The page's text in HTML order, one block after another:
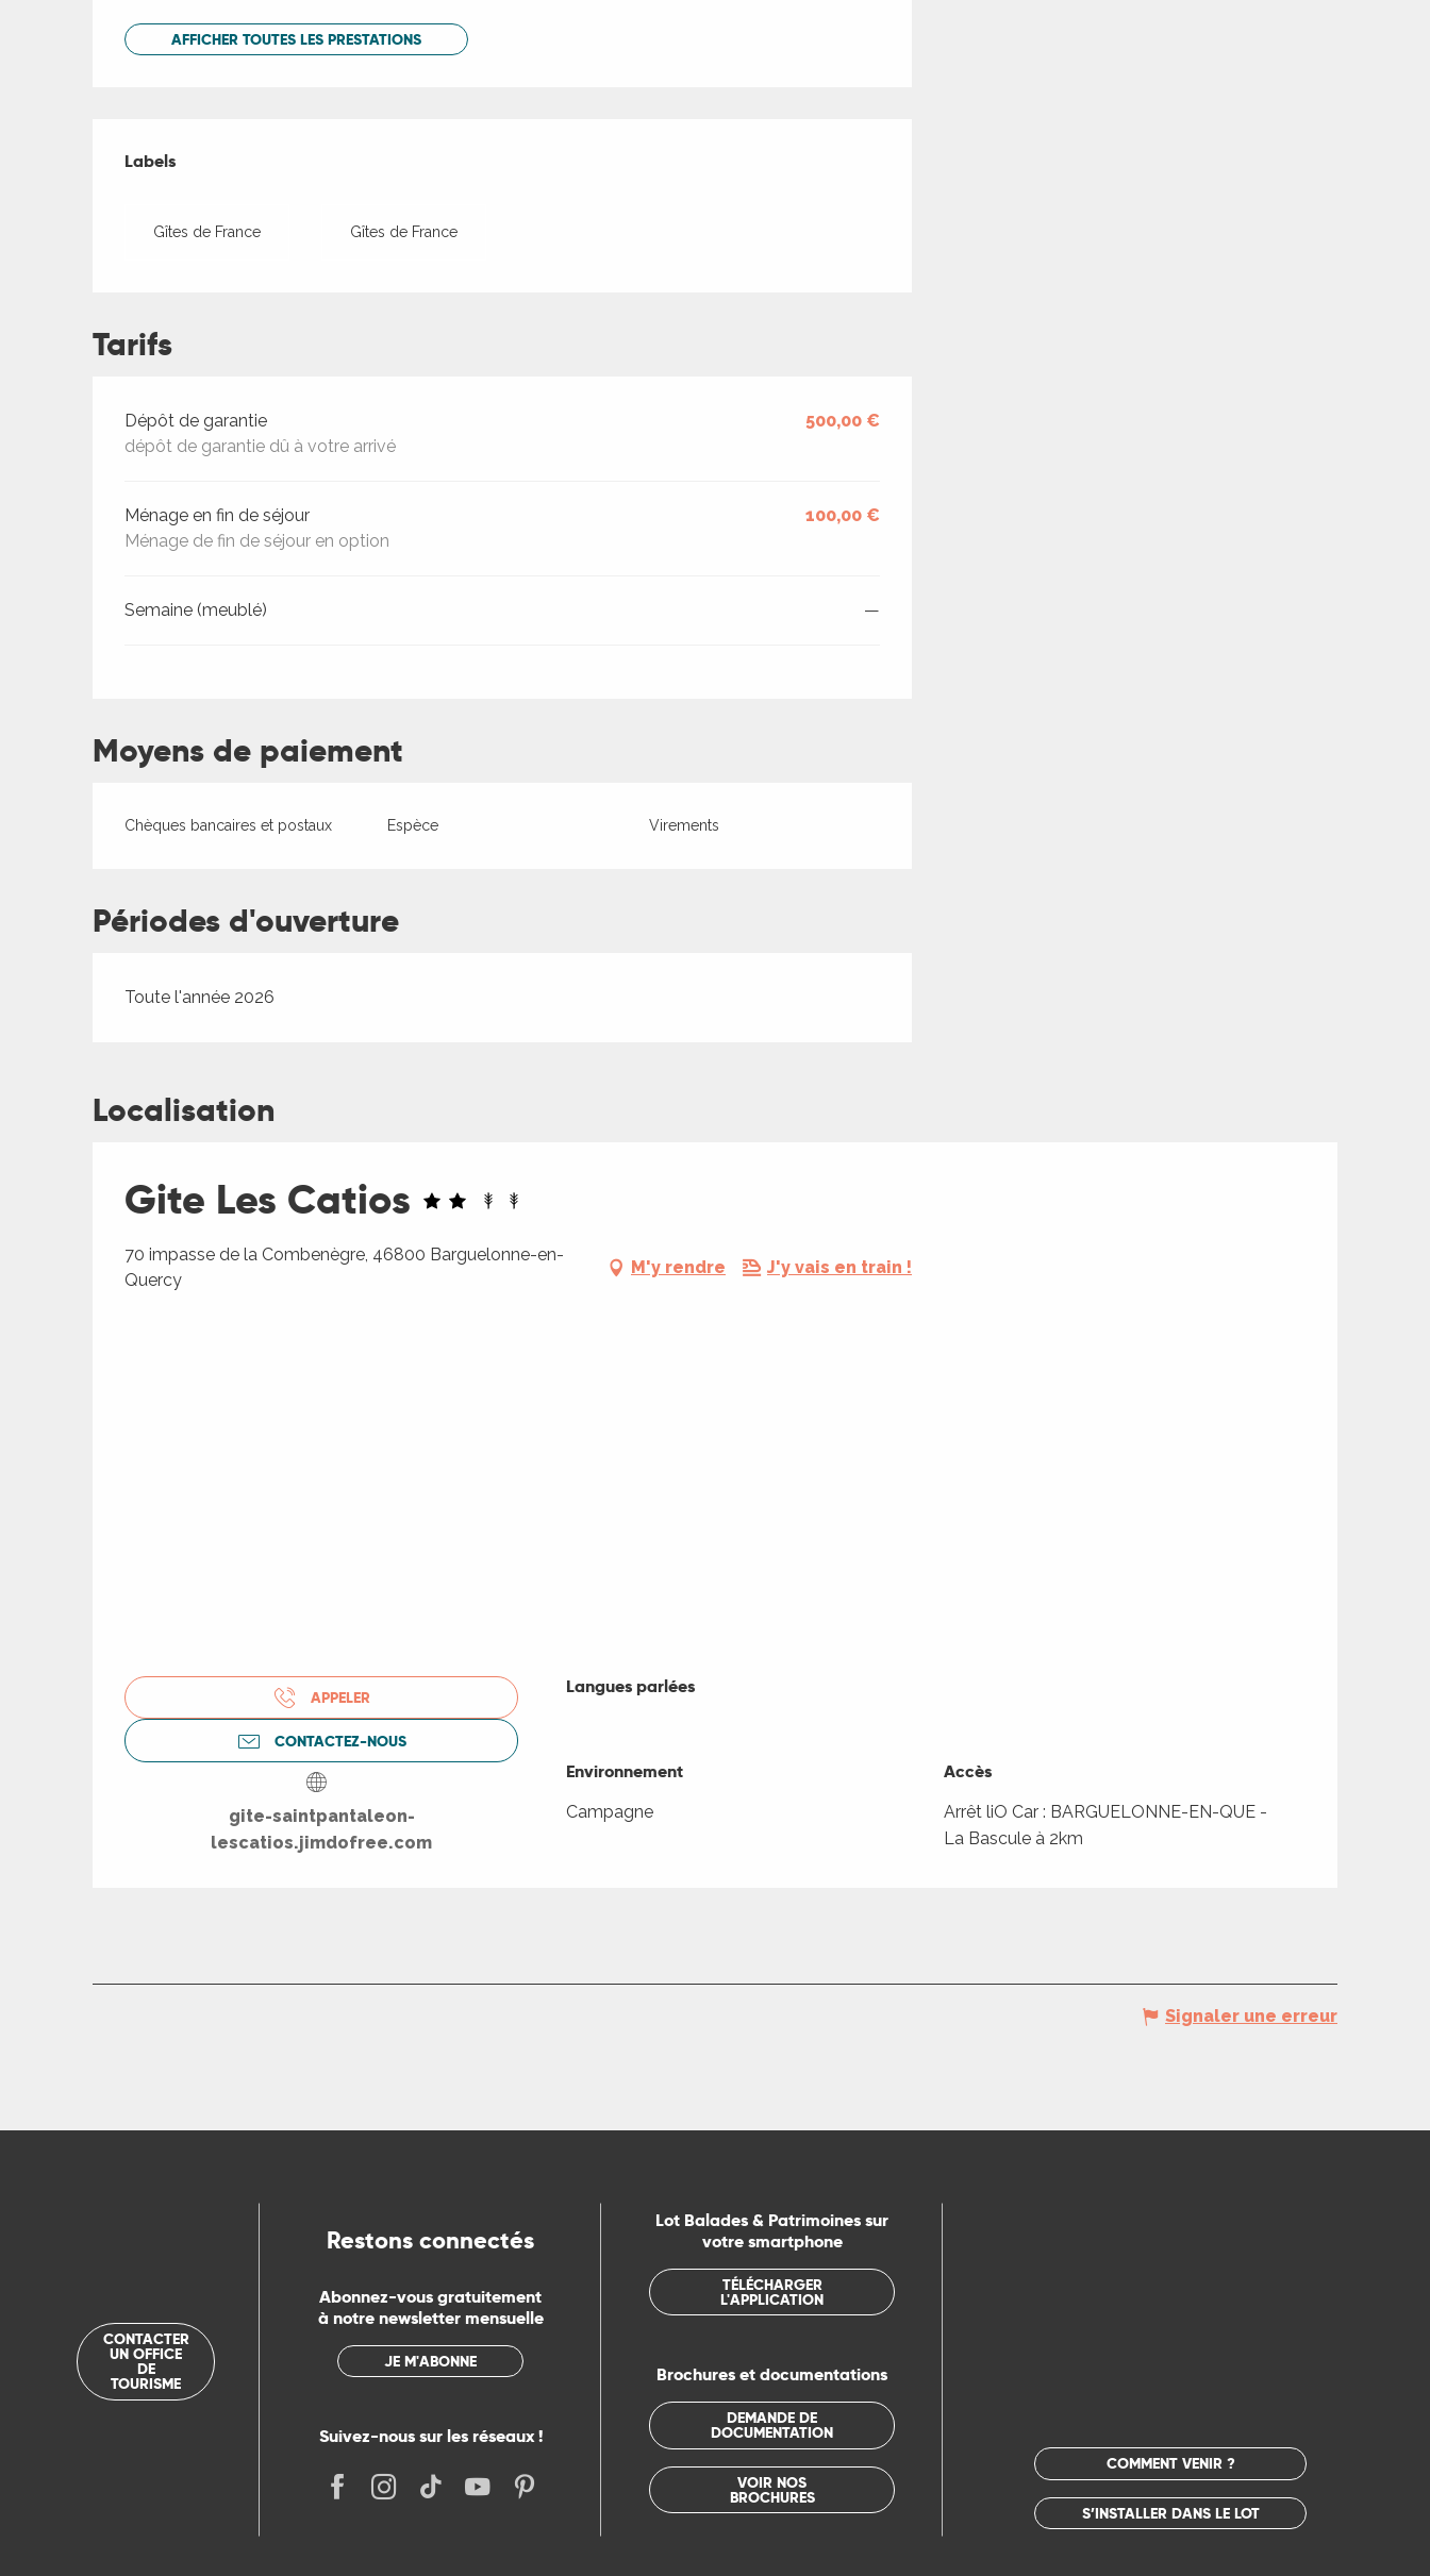
AFFICHER TOUTES LES PRESTATIONS
Offres de prestations
Labels
Labels
Gîtes de France Gîtes de France
Tarifs
Tarifs 2026
Dépôt de garantie
dépôt de garantie dû à votre arrivé
500,00 €
Ménage en fin de séjour
Ménage de fin de séjour en option
100,00 €
Semaine (meublé) —
Moyens de paiement
Chèques bancaires et postaux Espèce Virements
Périodes d'ouverture
Toute l'année 2026
Localisation
Gite Les Catios
70 impasse de la Combenègre, 46800 Barguelonne-en-
Quercy
M'y rendre J'y vais en train !
APPELER
CONTACTEZ-NOUS
gite-saintpantaleon-
lescatios.jimdofree.com
Langues parlées
Langues parlées
Environnement
Environnement
Campagne
Accès
Accès
Arrêt liO Car : BARGUELONNE-EN-QUE -
La Bascule à 2km
Signaler une erreur
CONTACTER
UN OFFICE
DE
TOURISME
Restons connectés
Abonnez-vous gratuitement
à notre newsletter mensuelle
JE M'ABONNE
Suivez-nous sur les réseaux !
Lot Balades & Patrimoines sur
votre smartphone
TÉLÉCHARGER
L'APPLICATION
Brochures et documentations
DEMANDE DE
DOCUMENTATION
VOIR NOS
BROCHURES
COMMENT VENIR ?
S’INSTALLER DANS LE LOT